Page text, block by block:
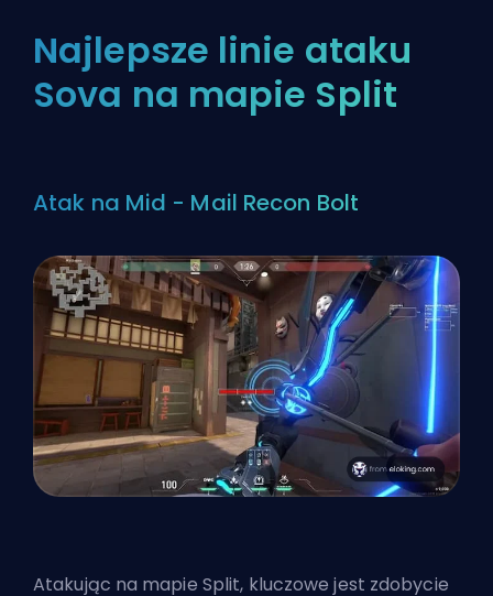
Najlepsze linie ataku
Sova na mapie Split
Atak na Mid - Mail Recon Bolt
Atakując na mapie Split, kluczowe jest zdobycie